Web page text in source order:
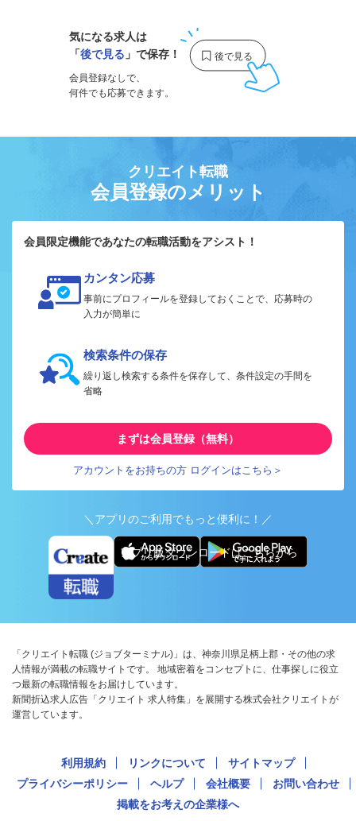
気になる求人は
「後で見る 」で保存！
会員登録なしで、
何件でも応募できます。
クリエイト転職
会員登録のメリット
会員限定機能であなたの転職活動をアシスト！
カンタン応募
事前にプロフィールを登録しておくことで、応募時の
入力が簡単に
検索条件の保存
繰り返し検索する条件を保存して、条件設定の手間を
省略
まずは会員登録（無料）
アカウントをお持ちの方 ログインはこちら＞
＼アプリのご利用でもっと便利に！／
アプリ版ダウンロードはこちらから
「クリエイト転職 (ジョブターミナル)」は、神奈川県足柄上郡・その他の求
人情報が満載の転職サイトです。 地域密着をコンセプトに、仕事探しに役立
つ最新の転職情報をお届けしています。
新聞折込求人広告「クリエイト 求人特集」を展開する株式会社クリエイトが
運営しています。
利用規約 リンクについて
サイトマップ
プライバシーポリシー
ヘルプ 会社概要
お問い合わせ
掲載をお考えの企業様へ